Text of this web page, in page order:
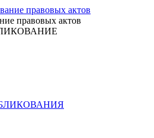
правовых актов